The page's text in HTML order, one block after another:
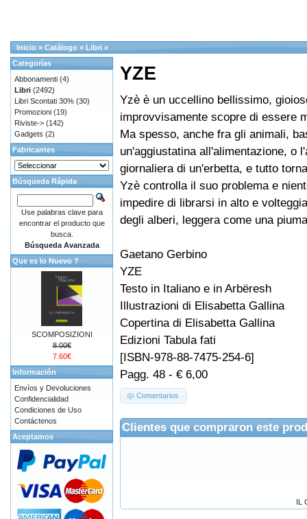
Inicio » Catálogo » Libri »
YZE
Yzè è un uccellino bellissimo,
improvvisamente scopre di essere
Ma spesso, anche fra gli animali,
un'aggiustatina all'alimentazione, o
giornaliera di un'erbetta, e tutto
Yzè controlla il suo problema e
impedire di librarsi in alto e
degli alberi, leggera come una
Gaetano Gerbino
YZE
Testo in Italiano e in Arbëresh
Illustrazioni di Elisabetta Gallina
Copertina di Elisabetta Gallina
Edizioni Tabula fati
[ISBN-978-88-7475-254-6]
Pagg. 48 - € 6,00
Comentarios
Clientes que compraron este
IL
Categorías
Abbonamenti (4)
Libri (2492)
Libri Scontati 30% (30)
Promozioni (19)
Riviste-> (142)
Gadgets (2)
Fabricantes
Búsqueda Rápida
Use palabras clave para
encontrar el producto que
busca.
Búsqueda Avanzada
Que es lo Nuevo ?
SCOMPOSIZIONI
8.00€
7.60€
Información
Envíos y Devoluciones
Confidencialidad
Condiciones de Uso
Contáctenos
Aceptamos